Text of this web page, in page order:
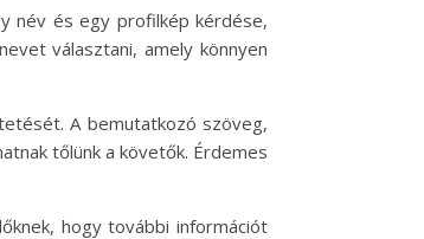
név és egy profilkép kérdése,
választani, amely könnyen
A bemutatkozó szöveg,
tőlünk a követők. Érdemes
hogy további információt